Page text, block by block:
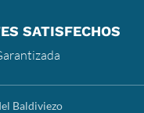
SATISFECHOS
Baldiviezo